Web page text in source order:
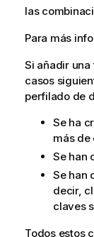
las
Para más
Si añadir
casos
perfilado de
Se ha
más de
Se han
Se han
decir,
claves
Todos estos